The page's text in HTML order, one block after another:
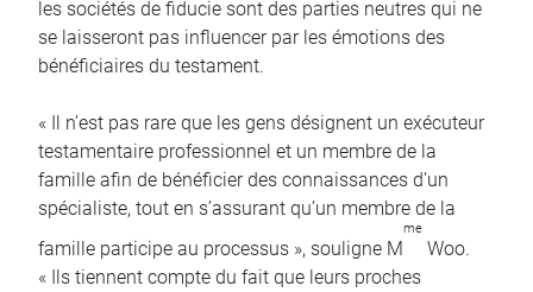
les sociétés de fiducie sont des parties neutres qui ne
se laisseront pas influencer par les émotions des
bénéficiaires du testament.
« Il n’est pas rare que les gens désignent un exécuteur
testamentaire professionnel et un membre de la
famille afin de bénéficier des connaissances d’un
spécialiste, tout en s’assurant qu’un membre de la
famille participe au processus », souligne M
me
Woo.
« Ils tiennent compte du fait que leurs proches